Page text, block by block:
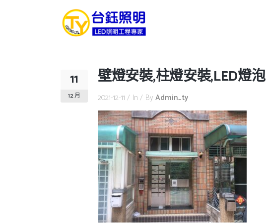
11
12 月
壁燈安裝,柱燈安裝,LED燈泡
2021-12-11 In By Admin_ty